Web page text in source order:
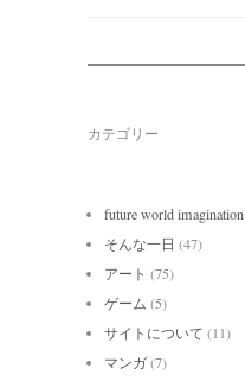
カテゴリー
future world imagination
そんな一日 (47)
アート (75)
ゲーム (5)
サイトについて (11)
マンガ(7)